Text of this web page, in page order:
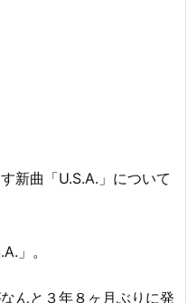
新曲「U.S.A.」について
」。
んと３年８ヶ月ぶりに発